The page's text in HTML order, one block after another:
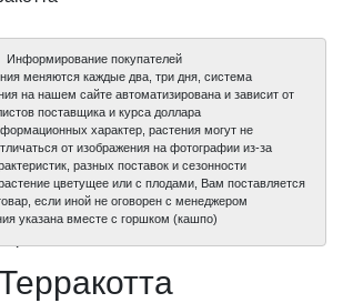
Информирование покупателей
меняются каждые два, три дня, система
на нашем сайте автоматизирована и зависит от
поставщика и курса доллара
характер, растения могут не
от изображения на фотографии из-за
разных поставок и сезонности
цветущее или с плодами, Вам поставляется
если иной не оговорен с менеджером
указана вместе с горшком (кашпо)